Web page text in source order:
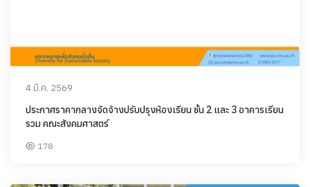
4 มี.ค. 2569
ประกาศราคากลางจัดจ้างปรับปรุงห้องเรียน ชั้น 2 และ 3 อาคารเรียน
รวม คณะสังคมศาสตร์
178